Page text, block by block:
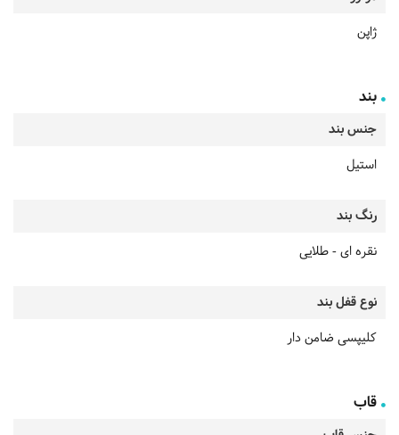
ژاپن
بند
جنس بند
استیل
رنگ بند
نقره ای - طلایی
نوع قفل بند
کلیپسی ضامن دار
قاب